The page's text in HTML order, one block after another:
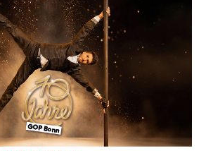
Dateien hinzugefügt haben, kann hierfür
Minuten in Anspruch nehmen.